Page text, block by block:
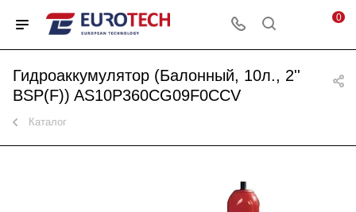
0
Гидроаккумулятор (Балонный, 10л., 2''
BSP(F)) AS10P360CG09F0CCV
Каталог